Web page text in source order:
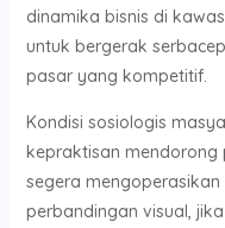
dinamika bisnis di
untuk bergerak
pasar yang kompetitif.
Kondisi sosiologis
kepraktisan mendorong
segera
perbandingan visual,